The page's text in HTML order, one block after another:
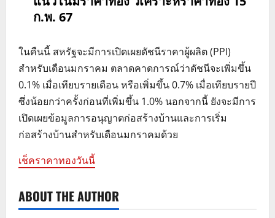
ก.พ. 67
ในคืนนี้ สหรัฐจะมีการเปิดเผยดัชนีราคาผู้ผลิต (PPI)
สำหรับเดือนมกราคม ตลาดคาดการณ์ว่าดัชนีจะเพิ่มขึ้น
0.1% เมื่อเทียบรายเดือน หรือเพิ่มขึ้น 0.7% เมื่อเทียบรายปี
ซึ่งน้อยกว่าครั้งก่อนที่เพิ่มขึ้น 1.0% นอกจากนี้ ยังจะมีการ
เปิดเผยข้อมูลการอนุญาตก่อสร้างบ้านและการเริ่ม
ก่อสร้างบ้านสำหรับเดือนมกราคมด้วย
เช็คราคาทองวันนี้
ABOUT THE AUTHOR